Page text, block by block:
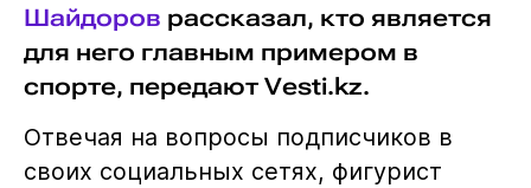
Шайдоров рассказал, кто является
для него главным примером в
спорте, передают Vesti.kz.
Отвечая на вопросы подписчиков в
своих социальных сетях, фигурист